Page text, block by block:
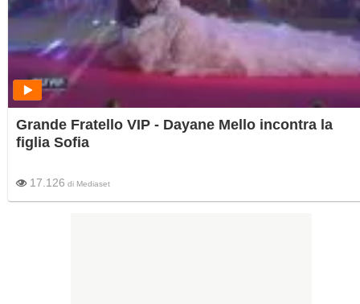
Grande Fratello VIP - Dayane Mello incontra la
figlia Sofia
17.126 di Mediaset